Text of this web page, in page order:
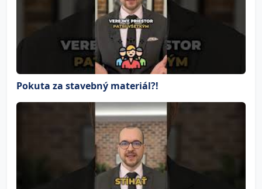
Pokuta za stavebný materiál?!